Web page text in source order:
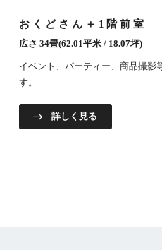
おくどさん＋1階前室
広さ 34畳(62.01平米 / 18.07坪)
イベント、パーティー、商品撮影
す。
詳しく見る